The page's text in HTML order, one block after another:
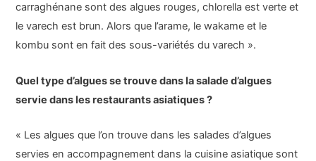
carraghénane sont des algues rouges, chlorella est verte et
le varech est brun. Alors que l’arame, le wakame et le
kombu sont en fait des sous-variétés du varech ».
Quel type d’algues se trouve dans la salade d’algues
servie dans les restaurants asiatiques ?
« Les algues que l’on trouve dans les salades d’algues
servies en accompagnement dans la cuisine asiatique sont